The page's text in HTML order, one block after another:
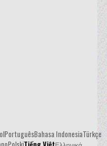
PortuguêsBahasa IndonesiaTürkçe